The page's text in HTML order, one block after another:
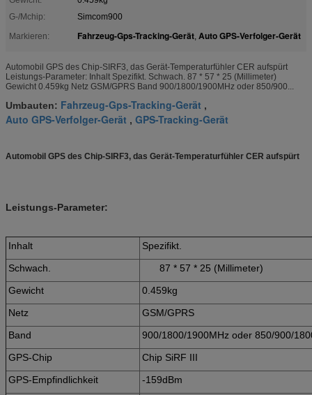
G-/Mchip:
Simcom900
Markieren:
Fahrzeug-Gps-Tracking-Gerät, Auto GPS-Verfolger-Gerät
Automobil GPS des Chip-SIRF3, das Gerät-Temperaturfühler CER aufspürt
Leistungs-Parameter: Inhalt Spezifikt. Schwach. 87 * 57 * 25 (Millimeter)
Gewicht 0.459kg Netz GSM/GPRS Band 900/1800/1900MHz oder 850/900...
Umbauten: Fahrzeug-Gps-Tracking-Gerät ,
Auto GPS-Verfolger-Gerät , GPS-Tracking-Gerät
Automobil GPS des Chip-SIRF3, das Gerät-Temperaturfühler CER aufspürt
Leistungs-Parameter:
Inhalt
Spezifikt.
Schwach.
87 * 57 * 25 (Millimeter)
Gewicht
0.459kg
Netz
GSM/GPRS
Band
900/1800/1900MHz oder 850/900/
GPS-Chip
Chip SiRF III
GPS-Empfindlichkeit
-159dBm